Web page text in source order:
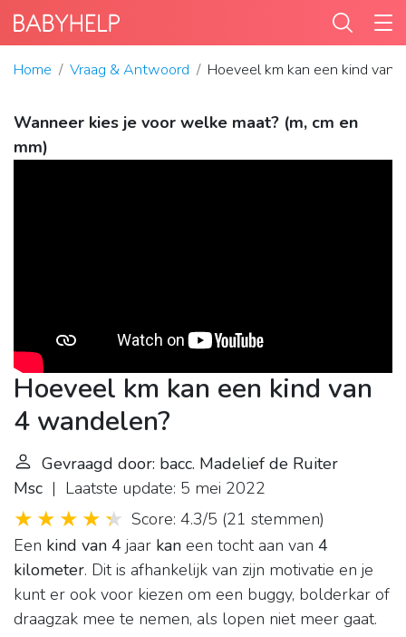
Home Vraag & Antwoord Hoeveel km kan een kind van
Wanneer kies je voor welke maat? (m, cm en
mm)
Hoeveel km kan een kind van
4 wandelen?
Gevraagd door: bacc. Madelief de Ruiter
Msc | Laatste update: 5 mei 2022
Score: 4.3/5 (21 stemmen)
Een kind van 4 jaar kan een tocht aan van 4
kilometer. Dit is afhankelijk van zijn motivatie en je
kunt er ook voor kiezen om een buggy, bolderkar of
draagzak mee te nemen, als lopen niet meer gaat.